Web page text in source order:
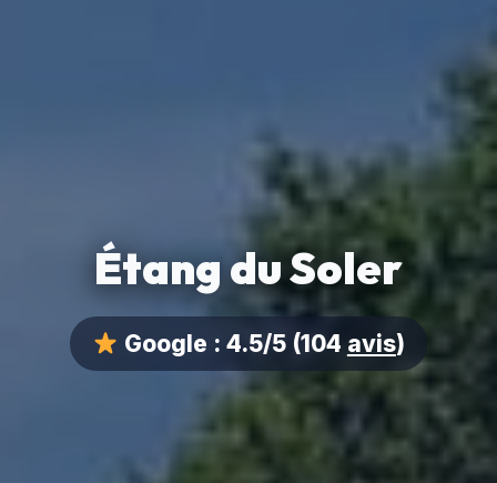
Étang du Soler
Google : 4.5/5(104 avis)